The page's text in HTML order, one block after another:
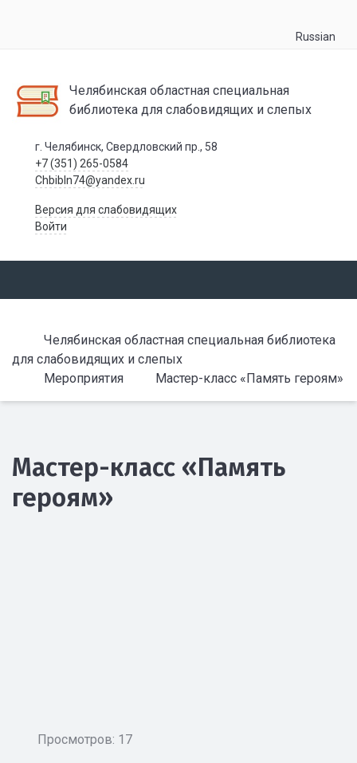
Russian
Челябинская областная специальная
библиотека для слабовидящих и слепых
г. Челябинск, Свердловский пр., 58
+7 (351) 265-0584
Chbibln74@yandex.ru
Версия для слабовидящих
Войти
Челябинская областная специальная библиотека
для слабовидящих и слепых
Мероприятия
Мастер-класс «Память героям»
Мастер-класс «Память
героям»
Просмотров: 17